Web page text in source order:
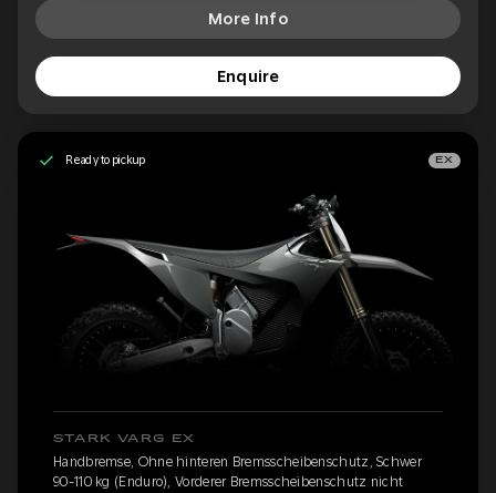
More Info
Enquire
Ready to pickup EX
STARK VARG EX
Handbremse, Ohne hinteren Bremsscheibenschutz, Schwer
90-110 kg (Enduro), Vorderer Bremsscheibenschutz nicht